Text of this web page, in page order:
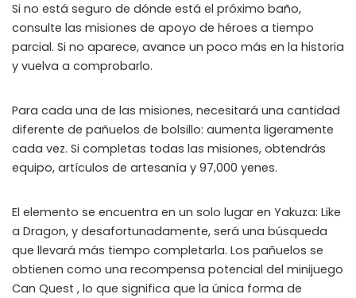
Global contests to win full Steam games & gift cards
🚫Zero Ads • Zero Spam
No promotions, no junk — just pure gaming content
Everything arrives directly — faster than websites or email
🔒Members-Only Content
Exclusive guides & secrets never published anywhere else
Join gamers worldwide and get real-time alerts
Si no está seguro de dónde está el próximo baño,
consulte las misiones de apoyo de héroes a tiempo
parcial. Si no aparece, avance un poco más en la historia
y vuelva a comprobarlo.
Para cada una de las misiones, necesitará una cantidad
diferente de pañuelos de bolsillo: aumenta ligeramente
cada vez. Si completas todas las misiones, obtendrás
equipo, artículos de artesanía y 97,000 yenes.
El elemento se encuentra en un solo lugar en Yakuza: Like
a Dragon, y desafortunadamente, será una búsqueda
que llevará más tiempo completarla. Los pañuelos se
obtienen como una recompensa potencial del minijuego
Can Quest , lo que significa que la única forma de